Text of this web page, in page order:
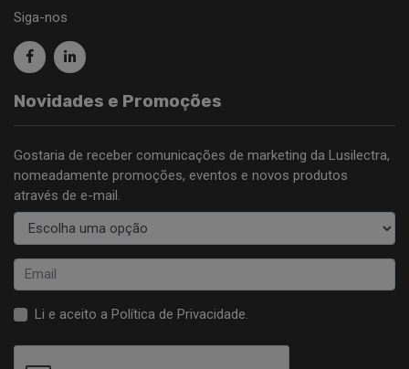
Siga-nos
Novidades e Promoções
Gostaria de receber comunicações de marketing da Lusilectra,
nomeadamente promoções, eventos e novos produtos
através de e-mail.
Li e aceito a Política de Privacidade.